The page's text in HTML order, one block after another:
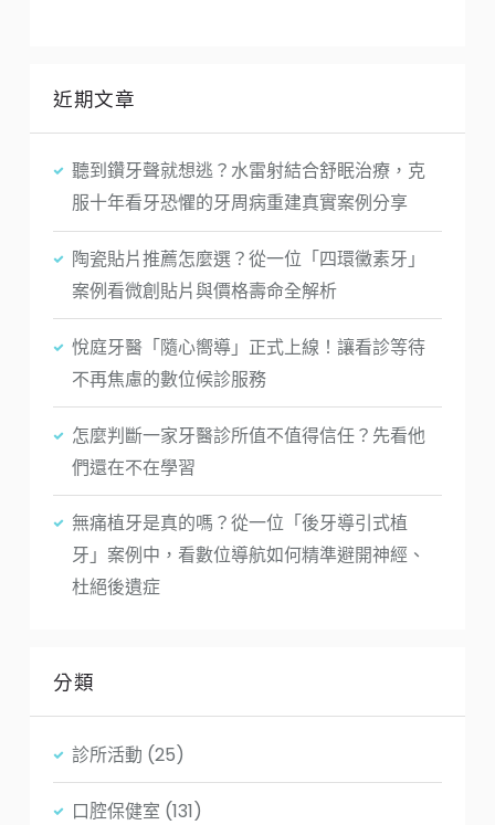
近期文章
聽到鑽牙聲就想逃？水雷射結合舒眠治療，克
服十年看牙恐懼的牙周病重建真實案例分享
陶瓷貼片推薦怎麼選？從一位「四環黴素牙」
案例看微創貼片與價格壽命全解析
悅庭牙醫「隨心嚮導」正式上線！讓看診等待
不再焦慮的數位候診服務
怎麼判斷一家牙醫診所值不值得信任？先看他
們還在不在學習
無痛植牙是真的嗎？從一位「後牙導引式植
牙」案例中，看數位導航如何精準避開神經、
杜絕後遺症
分類
診所活動 (25)
口腔保健室 (131)